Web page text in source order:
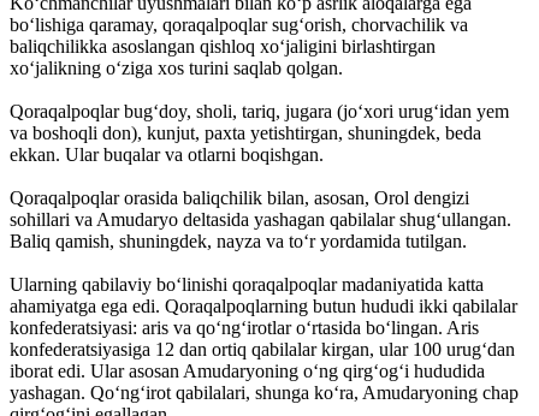
boʻlishiga qaramay, qoraqalpoqlar sugʻorish, chorvachilik va
baliqchilikka asoslangan qishloq xoʻjaligini birlashtirgan
xoʻjalikning oʻziga xos turini saqlab qolgan.
Qoraqalpoqlar bugʻdoy, sholi, tariq, jugara (joʻxori urugʻidan yem
va boshoqli don), kunjut, paxta yetishtirgan, shuningdek, beda
ekkan. Ular buqalar va otlarni boqishgan.
Qoraqalpoqlar orasida baliqchilik bilan, asosan, Orol dengizi
sohillari va Amudaryo deltasida yashagan qabilalar shugʻullangan.
Baliq qamish, shuningdek, nayza va toʻr yordamida tutilgan.
Ularning qabilaviy boʻlinishi qoraqalpoqlar madaniyatida katta
ahamiyatga ega edi. Qoraqalpoqlarning butun hududi ikki qabilalar
konfederatsiyasi: aris va qoʻngʻirotlar oʻrtasida boʻlingan. Aris
konfederatsiyasiga 12 dan ortiq qabilalar kirgan, ular 100 urugʻdan
iborat edi. Ular asosan Amudaryoning oʻng qirgʻogʻi hududida
yashagan. Qoʻngʻirot qabilalari, shunga koʻra, Amudaryoning chap